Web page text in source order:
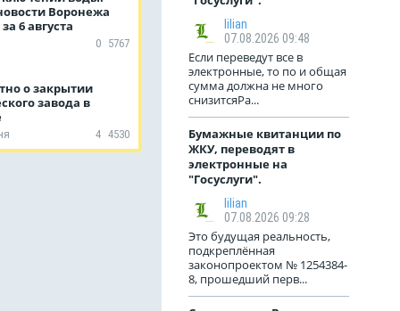
Воронежа
6 августа
0 5767
о закрытии
завода в
4 4530
lilian
07.08.2026 09:48
Если переведут все в
электронные, то по и общая
сумма должна не много
снизитсяРа...
Бумажные квитанции по
ЖКУ, переводят в
электронные на
"Госуслуги".
lilian
07.08.2026 09:28
Это будущая реальность,
подкреплённая
законопроектом № 1254384-
8, прошедший перв...